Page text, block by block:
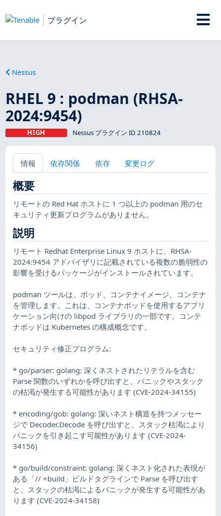
プラグイン
Nessus
RHEL 9 : podman (RHSA-
2024:9454)
HIGH Nessus プラグイン ID 210824
情報 依存関係 依存 変更ログ
概要
リモートの Red Hat ホストに 1 つ以上の podman 用のセ
キュリティ更新プログラムがありません。
説明
リモート Redhat Enterprise Linux 9 ホストに、RHSA-
2024:9454 アドバイザリに記載されている複数の脆弱性の
影響を受けるパッケージがインストールされています。
podman ツールは、ポッド、コンテナイメージ、コンテナ
を管理します。これは、コンテナポッドを使用するアプリ
ケーション向けの libpod ライブラリの一部です。コンテ
ナポッドは Kubernetes の構成概念です。
セキュリティ修正プログラム:
* go/parser: golang: 深くネストされたリテラルを含む
Parse 関数のいずれかを呼び出すと、パニックやスタック
の枯渇が発生する可能性があります (CVE-2024-34155)
* encoding/gob: golang: 深いネスト構造を持つメッセー
ジで Decoder.Decode を呼び出すと、スタック枯渇により
パニックを引き起こす可能性があります (CVE-2024-
34156)
* go/build/constraint: golang: 深くネスト化された表現が
ある「// +build」ビルドタグラインで Parse を呼び出す
と、スタックの枯渇によるパニックが発生する可能性があ
ります (CVE-2024-34158)